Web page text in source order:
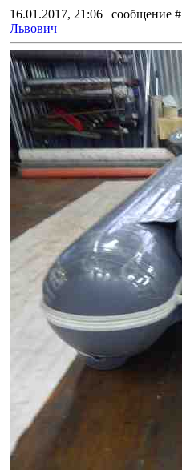
16.01.2017, 21:06 | сообщение #
Львович